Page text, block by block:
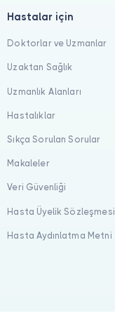
Hastalar için
Doktorlar ve Uzmanlar
Uzaktan Sağlık
Uzmanlık Alanları
Hastalıklar
Sıkça Sorulan Sorular
Makaleler
Veri Güvenliği
Hasta Üyelik Sözleşmesi
Hasta Aydınlatma Metni